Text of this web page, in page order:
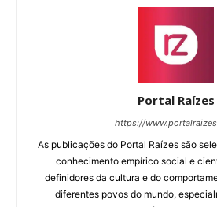
Portal Raízes
https://
As publicações do Portal Raízes são
conhecimento empírico social e
definidores da cultura e do
diferentes povos do mundo,